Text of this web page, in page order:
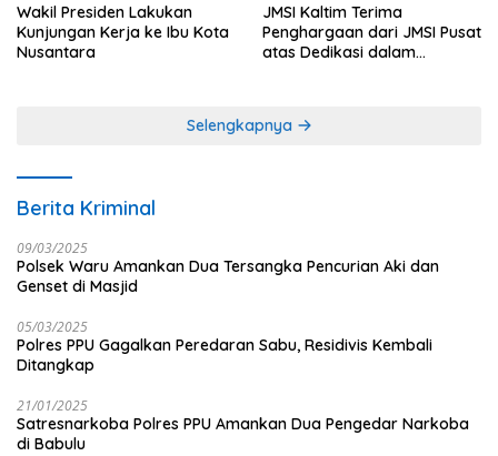
Wakil Presiden Lakukan
Kunjungan Kerja ke Ibu Kota
Nusantara
JMSI Kaltim Terima
Penghargaan dari JMSI Pusat
atas Dedikasi dalam
Selengkapnya
Berita Kriminal
09/03/2025
Polsek Waru Amankan Dua Tersangka Pencurian Aki dan
Genset di Masjid
05/03/2025
Polres PPU Gagalkan Peredaran Sabu, Residivis Kembali
Ditangkap
21/01/2025
Satresnarkoba Polres PPU Amankan Dua Pengedar Narkoba
di Babulu